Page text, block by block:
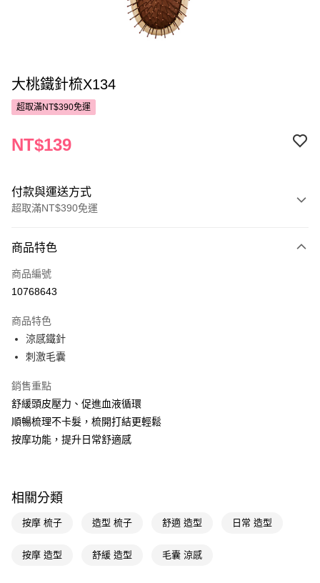
大桃鐵針梳X134
超取滿NT$390免運
NT$139
付款與運送方式
超取滿NT$390免運
POYA支付
信用卡一次付款
LINE Pay
Apple Pay
街口支付
悠遊付
Google Pay
【關於「AFTEE先享後付」】
便利好安心！
２．便利：只要手機號碼，簡訊認證，即可結帳。
商品特色
商品編號
10768643
商品特色
涼感鐵針
刺激毛囊
銷售重點
舒緩頭皮壓力、促進血液循環
順暢梳理不卡髮，梳開打結更輕鬆
按摩功能，提升日常舒適感
相關分類
按摩 梳子 造型 梳子 舒適 造型 日常 造型
按摩 造型 舒緩 造型 毛囊 涼感